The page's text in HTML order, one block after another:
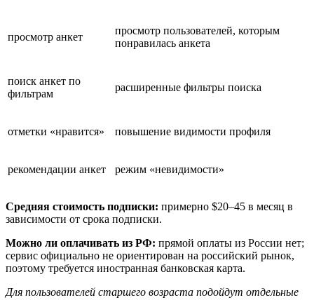
просмотр анкет
просмотр пользователей, которым
понравилась анкета
поиск анкет по
фильтрам
расширенные фильтры поиска
отметки «нравится» повышение видимости профиля
рекомендации анкет режим «невидимости»
Средняя стоимость подписки: примерно $20–45 в месяц в
зависимости от срока подписки.
Можно ли оплачивать из РФ: прямой оплаты из России нет;
сервис официально не ориентирован на российский рынок,
поэтому требуется иностранная банковская карта.
Для пользователей старшего возраста подойдут отдельные